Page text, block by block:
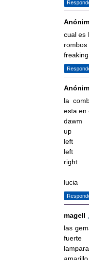
cual es
la
esta en
dawm
up
left
left
right
lucia
magell
las
fuerte